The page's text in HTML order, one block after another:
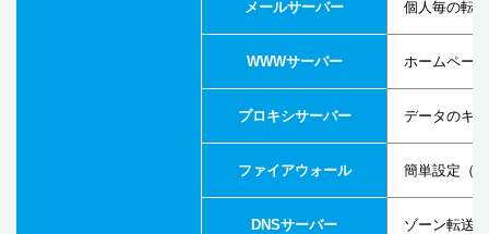
メールサーバー 個人毎の転
WWWサーバー ホームペー
プロキシサーバー データのキ
ファイアウォール 簡単設定（
DNSサーバー ゾーン転送